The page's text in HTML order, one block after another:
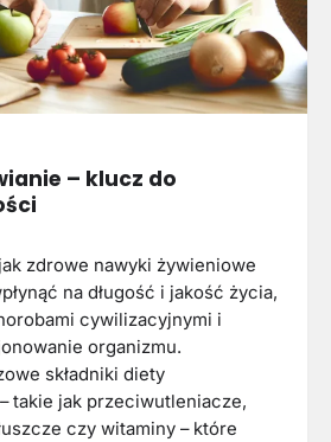
– klucz do
zdrowe nawyki żywieniowe
na długość i jakość życia,
cywilizacyjnymi i
organizmu.
składniki diety
takie jak przeciwutleniacze,
czy witaminy – które